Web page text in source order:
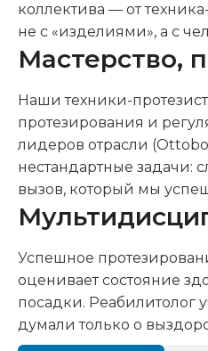
коллектива — от
не с «изделиями», а с
Мастерство,
Наши техники-
протезирования и
лидеров отрасли
нестандартные задачи:
вызов, который мы
Успешное
оценивает состояние
посадки. Реабилитолог
думали только о